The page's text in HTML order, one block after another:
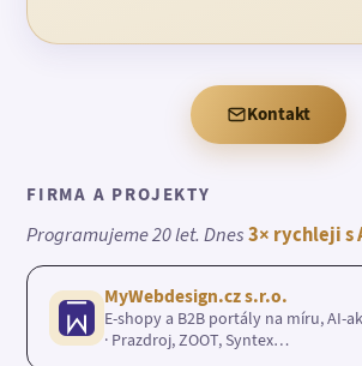
Kontakt
FIRMA A PROJEKTY
Programujeme 20 let. Dnes3× rychleji s
MyWebdesign.cz s.r.o.
E-shopy a B2B portály na míru, AI-
· Prazdroj, ZOOT, Syntex…